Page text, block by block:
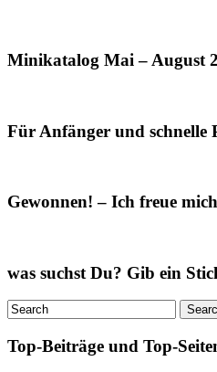
Minikatalog Mai – August
Für Anfänger und schnelle
Gewonnen! – Ich freue
was suchst Du? Gib ein
Top-Beiträge und Top-